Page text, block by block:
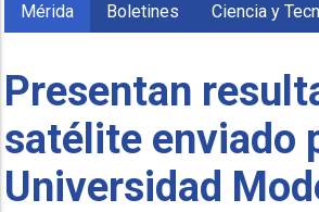
Mérida Boletines Ciencia y
Presentan
satélite enviado
Universidad